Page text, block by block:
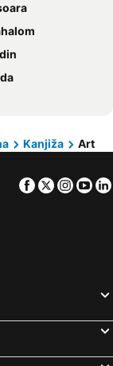
Kanjiža Art
Facebook
Twitter